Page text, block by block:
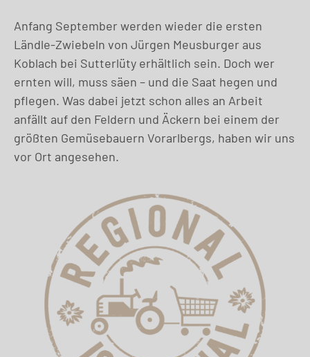
Anfang September werden wieder die ersten
Ländle-Zwiebeln von Jürgen Meusburger aus
Koblach bei Sutterlüty erhältlich sein. Doch wer
ernten will, muss säen – und die Saat hegen und
pflegen. Was dabei jetzt schon alles an Arbeit
anfällt auf den Feldern und Äckern bei einem der
größten Gemüsebauern Vorarlbergs, haben wir uns
vor Ort angesehen.